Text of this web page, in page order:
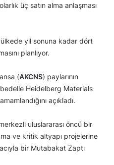
üç satın alma anlaşması
yıl sonuna kadar dört
planlıyor.
(AKCNS) paylarının
Heidelberg Materials
açıkladı.
uluslararası öncü bir
ve kritik altyapı projelerine
bir Mutabakat Zaptı